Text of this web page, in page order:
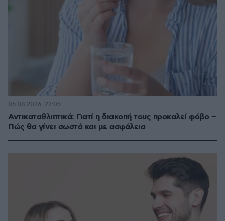
Αντικαταθλιπτικά: Γιατί η διακοπή τους προκαλεί φόβο –
Πώς θα γίνει σωστά και με ασφάλεια
06.08.2026, 22:05